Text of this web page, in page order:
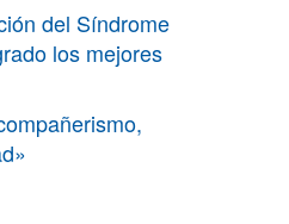
del Síndrome
los mejores